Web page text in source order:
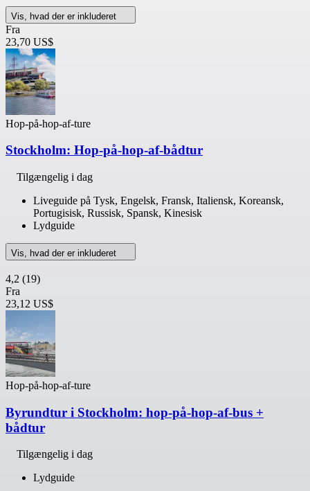
Vis, hvad der er inkluderet
Fra
23,70 US$
Hop-på-hop-af-ture
Stockholm: Hop-på-hop-af-bådtur
Tilgængelig i dag
Liveguide på Tysk, Engelsk, Fransk, Italiensk, Koreansk,
Portugisisk, Russisk, Spansk, Kinesisk
Lydguide
Vis, hvad der er inkluderet
4,2 (19)
Fra
23,12 US$
Hop-på-hop-af-ture
Byrundtur i Stockholm: hop-på-hop-af-bus +
bådtur
Tilgængelig i dag
Lydguide